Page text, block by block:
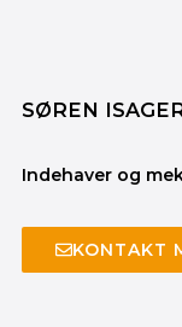
SØREN
Indehaver og
KONTAKT